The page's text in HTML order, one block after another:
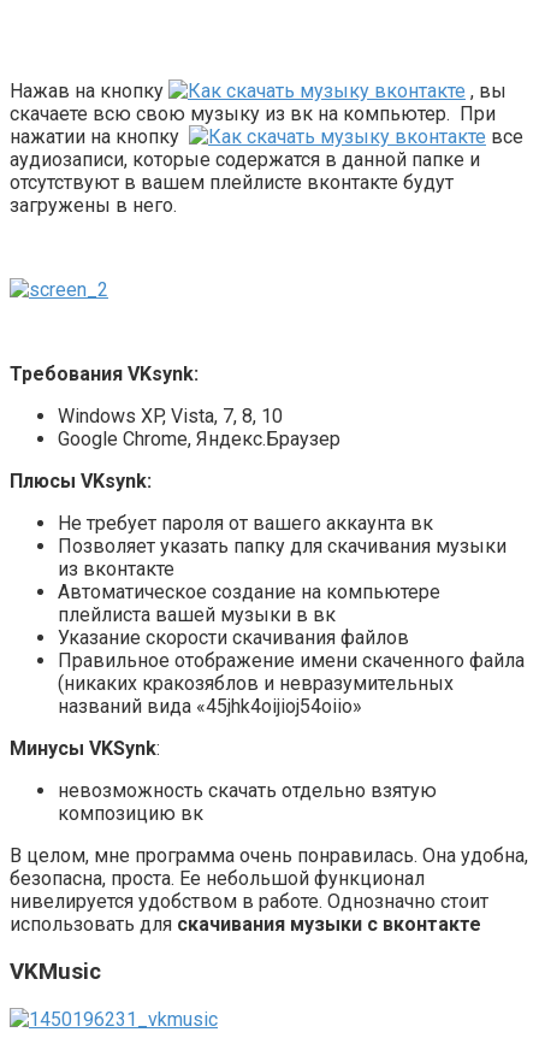
Нажав на кнопку
, вы
скачаете всю свою музыку из вк на компьютер. При
нажатии на кнопку
все
аудиозаписи, которые содержатся в данной папке и
отсутствуют в вашем плейлисте вконтакте будут
загружены в него.
Требования VKsynk:
Windows XP, Vista, 7, 8, 10
Google Chrome, Яндекс.Браузер
Плюсы VKsynk:
Не требует пароля от вашего аккаунта вк
Позволяет указать папку для скачивания музыки
из вконтакте
Автоматическое создание на компьютере
плейлиста вашей музыки в вк
Указание скорости скачивания файлов
Правильное отображение имени скаченного файла
(никаких кракозяблов и невразумительных
названий вида «45jhk4oijioj54oiio»
Минусы VKSynk:
невозможность скачать отдельно взятую
композицию вк
В целом, мне программа очень понравилась. Она удобна,
безопасна, проста. Ее небольшой функционал
нивелируется удобством в работе. Однозначно стоит
использовать для скачивания музыки с вконтакте
VKMusic